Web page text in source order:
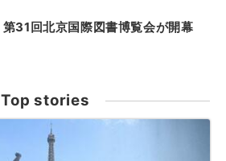
第31回北京国際図書博覧会が開幕
Top stories